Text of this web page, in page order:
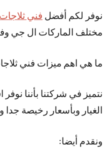
نوفر لكم أفضل فني ثلاجات
مختلف الماركات ال جي
ما هي اهم ميزات فني
نتميز في شركتنا بأننا
الغيار وبأسعار رخيصة جدا
ونقدم أيضا: